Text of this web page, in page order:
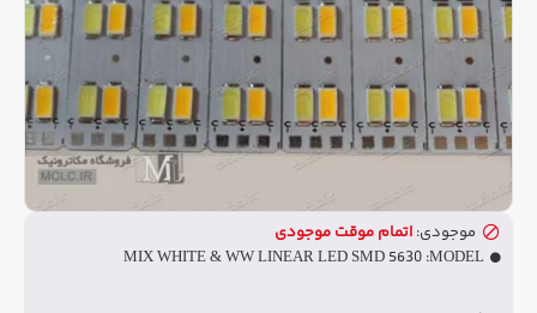
موجودی: اتمام موقت موجودی
MODEL:
MIX WHITE & WW LINEAR LED SMD 5630